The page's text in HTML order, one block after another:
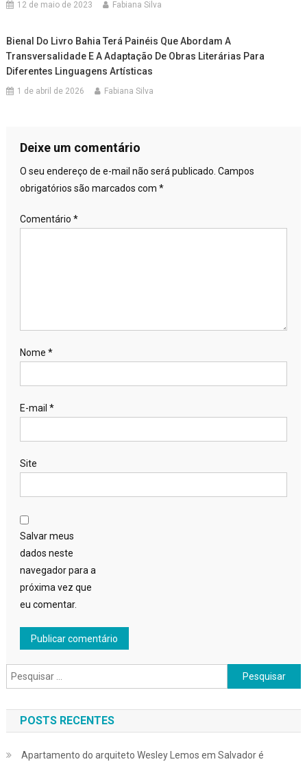
12 de maio de 2023 Fabiana Silva
Bienal Do Livro Bahia Terá Painéis Que Abordam A
Transversalidade E A Adaptação De Obras Literárias Para
Diferentes Linguagens Artísticas
1 de abril de 2026 Fabiana Silva
Deixe um comentário
O seu endereço de e-mail não será publicado. Campos
obrigatórios são marcados com *
Comentário *
Nome *
E-mail *
Site
Salvar meus
dados neste
navegador para a
próxima vez que
eu comentar.
Pesquisar
por:
POSTS RECENTES
Apartamento do arquiteto Wesley Lemos em Salvador é